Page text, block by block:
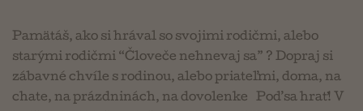
Pamätáš, ako si hrával so svojimi rodičmi, alebo
starými rodičmi “Človeče nehnevaj sa” ? Dopraj si
zábavné chvíle s rodinou, alebo priateľmi, doma, na
chate, na prázdninách, na dovolenke … Poď sa hrať! V